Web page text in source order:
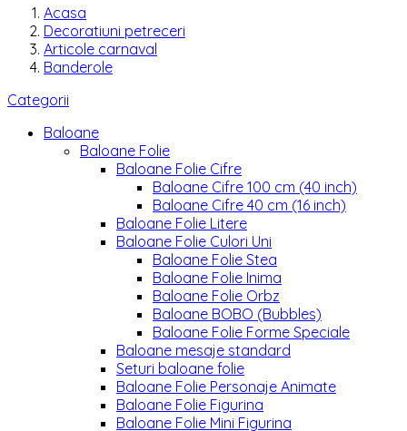
Acasa
Decoratiuni petreceri
Articole carnaval
Banderole
Categorii
Baloane
Baloane Folie
Baloane Folie Cifre
Baloane Cifre 100 cm (40 inch)
Baloane Cifre 40 cm (16 inch)
Baloane Folie Litere
Baloane Folie Culori Uni
Baloane Folie Stea
Baloane Folie Inima
Baloane Folie Orbz
Baloane BOBO (Bubbles)
Baloane Folie Forme Speciale
Baloane mesaje standard
Seturi baloane folie
Baloane Folie Personaje Animate
Baloane Folie Figurina
Baloane Folie Mini Figurina